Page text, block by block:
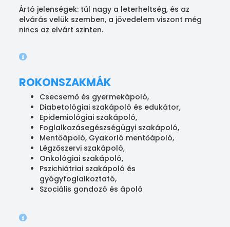
Ártó jelenségek: túl nagy a leterheltség, és az
elvárás velük szemben, a jövedelem viszont még
nincs az elvárt szinten.
ROKONSZAKMÁK
Csecsemő és gyermekápoló,
Diabetológiai szakápoló és edukátor,
Epidemiológiai szakápoló,
Foglalkozásegészségügyi szakápoló,
Mentőápoló, Gyakorló mentőápoló,
Légzőszervi szakápoló,
Onkológiai szakápoló,
Pszichiátriai szakápoló és
gyógyfoglalkoztató,
Szociális gondozó és ápoló